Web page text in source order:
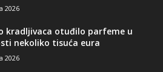
2026
kradljivaca otuđilo parfeme u
nekoliko tisuća eura
2026